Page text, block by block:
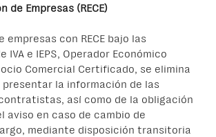
de Empresas (RECE)
empresas con RECE bajo las
IVA e IEPS, Operador Económico
Comercial Certificado, se elimina
la información de las
así como de la obligación
aviso en caso de cambio de
mediante disposición transitoria